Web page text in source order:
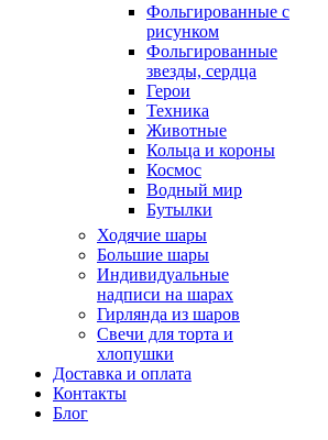
Фольгированные с
рисунком
Фольгированные
звезды, сердца
Герои
Техника
Животные
Кольца и короны
Космос
Водный мир
Бутылки
Ходячие шары
Большие шары
Индивидуальные
надписи на шарах
Гирлянда из шаров
Свечи для торта и
хлопушки
Доставка и оплата
Контакты
Блог